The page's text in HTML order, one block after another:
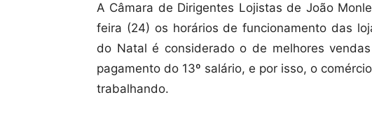
A Câmara de Dirigentes Lojistas de João
feira (24) os horários de funcionamento das
do Natal é considerado o de melhores
pagamento do 13º salário, e por isso, o
trabalhando.